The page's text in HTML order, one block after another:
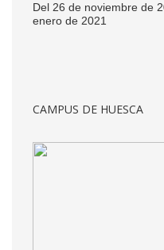
Del 26 de noviembre de
enero de 2021
CAMPUS DE HUESCA